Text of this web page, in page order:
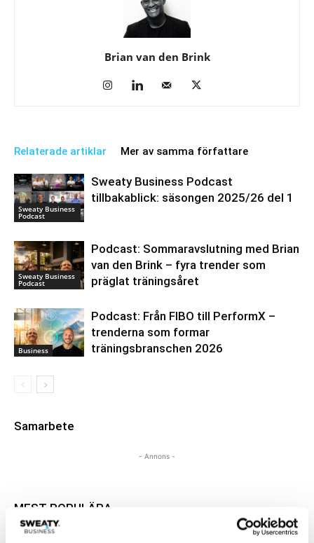
Brian van den Brink
Relaterade artiklar Mer av samma författare
Sweaty Business
Podcast
Sweaty Business Podcast
tillbakablick: säsongen 2025/26 del 1
Sweaty Business
Podcast
Podcast: Sommaravslutning med Brian
van den Brink – fyra trender som
präglat träningsåret
Business
Podcast: Från FIBO till PerformX –
trenderna som formar
träningsbranschen 2026
Samarbete
- Annons -
MEST POPULÄRA
Pelle Ström, Wellness Studio – Sweaty